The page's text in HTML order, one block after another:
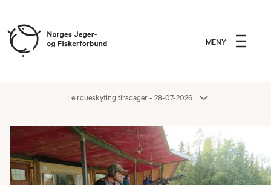
MENY
Leirdueskyting tirsdager - 28-07-2026